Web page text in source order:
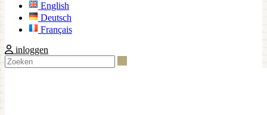
English
Deutsch
Français
inloggen